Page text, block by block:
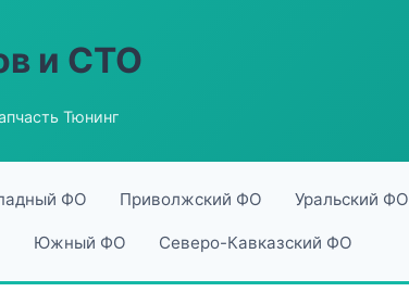
и СТО
Тюнинг
ФО Приволжский ФО Уральский ФО
Южный ФО Северо-Кавказский ФО